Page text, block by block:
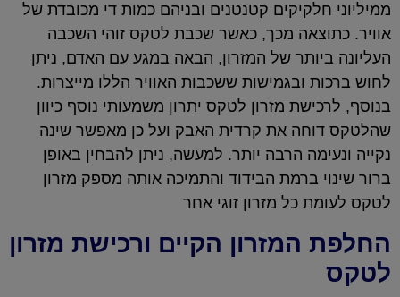
ממיליוני חלקיקים קטנטנים ובניהם כמות די מכובדת של
אוויר. כתוצאה מכך, כאשר שכבת לטקס זוהי השכבה
העליונה ביותר של המזרון, הבאה במגע עם האדם, ניתן
לחוש ברכות ובגמישות ששכבות האוויר הללו מייצרות.
בנוסף, לרכישת מזרון לטקס יתרון משמעותי נוסף כיוון
שהלטקס דוחה את קרדית האבק ועל כן מאפשר שינה
נקייה ונעימה הרבה יותר. למעשה, ניתן להבחין באופן
ברור שינוי ברמת הבידוד והתמיכה אותה מספק מזרון
לטקס לעומת כל מזרון זוגי אחר
החלפת המזרון הקיים ורכישת מזרון
לטקס